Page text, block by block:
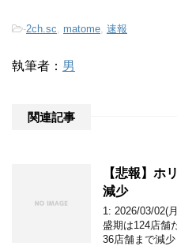
-2ch.sc matome 速報
執筆者： 男
関連記事
【悲報】ホ
減少
1: 2026/03/02(
盛期は124店舗
36店舗まで減